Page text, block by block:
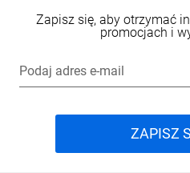
Zapisz się, aby otrzymać
promocjach i
Podaj adres e-mail
ZAPISZ